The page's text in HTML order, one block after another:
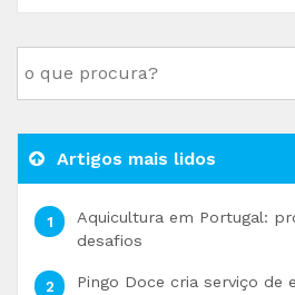
Artigos mais lidos
Aquicultura em Portugal:
desafios
Pingo Doce cria serviço de